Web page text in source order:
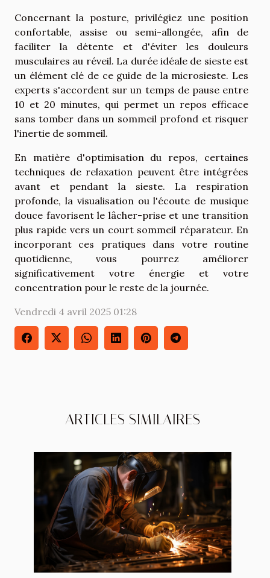
Concernant la posture, privilégiez une position
confortable, assise ou semi-allongée, afin de
faciliter la détente et d'éviter les douleurs
musculaires au réveil. La durée idéale de sieste est
un élément clé de ce guide de la microsieste. Les
experts s'accordent sur un temps de pause entre
10 et 20 minutes, qui permet un repos efficace
sans tomber dans un sommeil profond et risquer
l'inertie de sommeil.
En matière d'optimisation du repos, certaines
techniques de relaxation peuvent être intégrées
avant et pendant la sieste. La respiration
profonde, la visualisation ou l'écoute de musique
douce favorisent le lâcher-prise et une transition
plus rapide vers un court sommeil réparateur. En
incorporant ces pratiques dans votre routine
quotidienne, vous pourrez améliorer
significativement votre énergie et votre
concentration pour le reste de la journée.
Vendredi 4 avril 2025 01:28
ARTICLES SIMILAIRES